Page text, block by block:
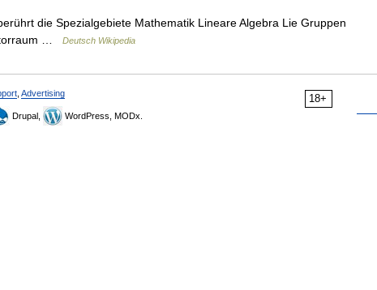
die Spezialgebiete Mathematik Lineare Algebra Lie Gruppen
…
Deutsch Wikipedia
18+
Advertising
Drupal, WordPress, MODx.